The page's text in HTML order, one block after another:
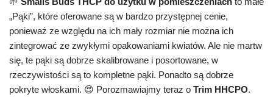
„Pąki”, które oferowane są w bardzo przystępnej cenie,
ponieważ ze względu na ich mały rozmiar nie można ich
zintegrować ze zwykłymi opakowaniami kwiatów. Ale nie martw
się, te pąki są dobrze skalibrowane i posortowane, w
rzeczywistości są to kompletne pąki. Ponadto są dobrze
pokryte włoskami. 😍 Porozmawiajmy teraz o Trim HHCPO.